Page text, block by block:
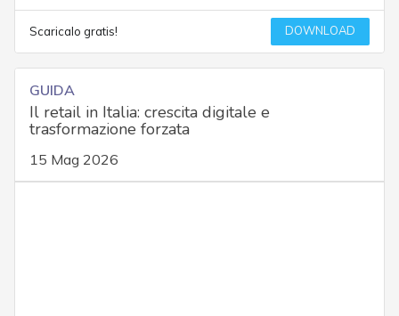
Scaricalo gratis! DOWNLOAD
GUIDA
Il retail in Italia: crescita digitale e
trasformazione forzata
15 Mag 2026